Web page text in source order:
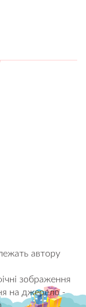
автору
зображення
на джерело -